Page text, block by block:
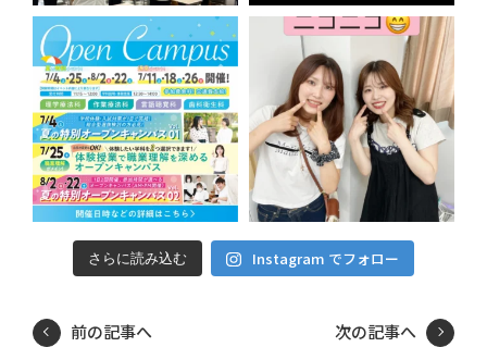
さらに読み込む Instagram でフォロー
前の記事へ 次の記事へ